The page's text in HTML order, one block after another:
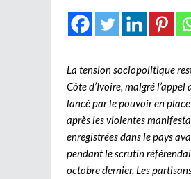
La tension sociopolitique
Côte d’Ivoire, malgré l’appel
lancé par le pouvoir en
après les violentes
enregistrées dans le pays
pendant le scrutin
octobre dernier. Les